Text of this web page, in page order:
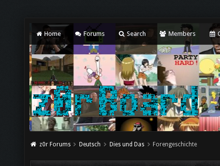
Home Forums Search Members
z0r Forums Deutsch Dies und Das Forengeschichte